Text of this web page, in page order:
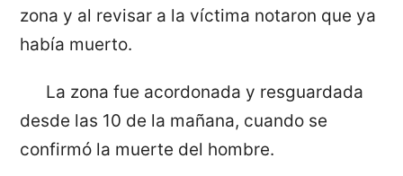
zona y al revisar a la víctima notaron que ya
había muerto.
La zona fue acordonada y resguardada
desde las 10 de la mañana, cuando se
confirmó la muerte del hombre.